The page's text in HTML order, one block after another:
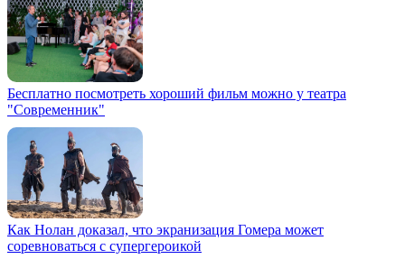
Бесплатно посмотреть хороший фильм можно у театра
"Современник"
Как Нолан доказал, что экранизация Гомера может
соревноваться с супергероикой